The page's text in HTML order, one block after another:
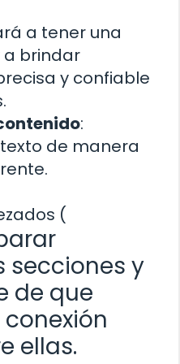
a tener una
a brindar
y confiable
:
de manera
(
secciones y
de que
ellas.